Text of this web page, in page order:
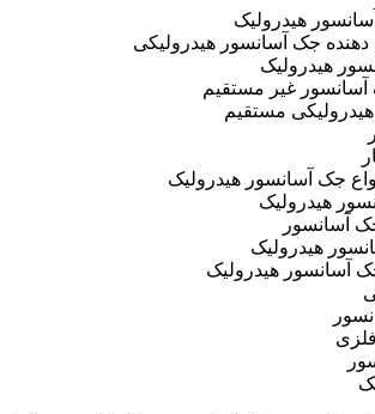
هیدرولیک
دهنده جک آسانسور هیدرولیکی
هیدرولیک
غیر مستقیم
مستقیم
جک آسانسور هیدرولیک
هیدرولیک
آسانسور
هیدرولیک
آسانسور هیدرولیک